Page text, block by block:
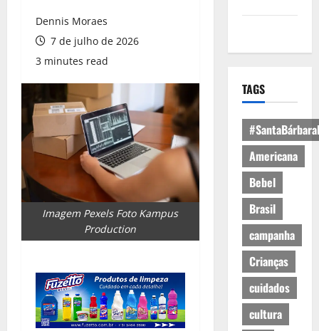
Dennis Moraes
7 de julho de 2026
3 minutes read
Imagem Pexels Foto Kampus
Production
TAGS
Americana
Bebel
Brasil
campanha
Crianças
cuidados
cultura